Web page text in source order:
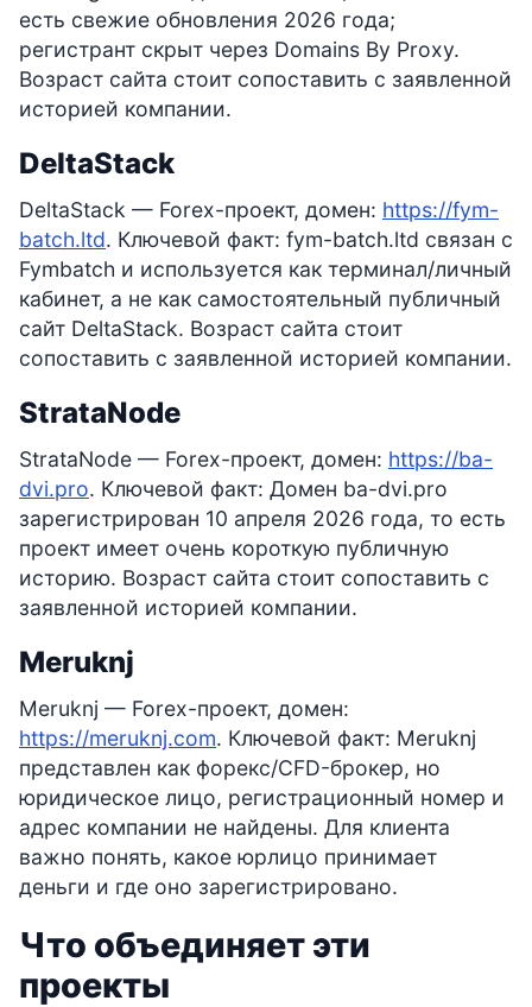
есть свежие обновления 2026 года;
регистрант скрыт через Domains By Proxy.
Возраст сайта стоит сопоставить с заявленной
историей компании.
DeltaStack
DeltaStack — Forex-проект, домен: https://fym-
batch.ltd. Ключевой факт: fym-batch.ltd связан с
Fymbatch и используется как терминал/личный
кабинет, а не как самостоятельный публичный
сайт DeltaStack. Возраст сайта стоит
сопоставить с заявленной историей компании.
StrataNode
StrataNode — Forex-проект, домен: https://ba-
dvi.pro. Ключевой факт: Домен ba-dvi.pro
зарегистрирован 10 апреля 2026 года, то есть
проект имеет очень короткую публичную
историю. Возраст сайта стоит сопоставить с
заявленной историей компании.
Meruknj
Meruknj — Forex-проект, домен:
https://meruknj.com. Ключевой факт: Meruknj
представлен как форекс/CFD-брокер, но
юридическое лицо, регистрационный номер и
адрес компании не найдены. Для клиента
важно понять, какое юрлицо принимает
деньги и где оно зарегистрировано.
Что объединяет эти
проекты